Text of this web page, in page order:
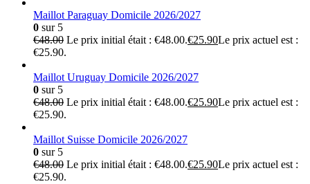
Maillot Paraguay Domicile 2026/2027
0 sur 5
€48.00 Le prix initial était : €48.00.€25.90Le prix actuel est :
€25.90.
Maillot Uruguay Domicile 2026/2027
0 sur 5
€48.00 Le prix initial était : €48.00.€25.90Le prix actuel est :
€25.90.
Maillot Suisse Domicile 2026/2027
0 sur 5
€48.00 Le prix initial était : €48.00.€25.90Le prix actuel est :
€25.90.